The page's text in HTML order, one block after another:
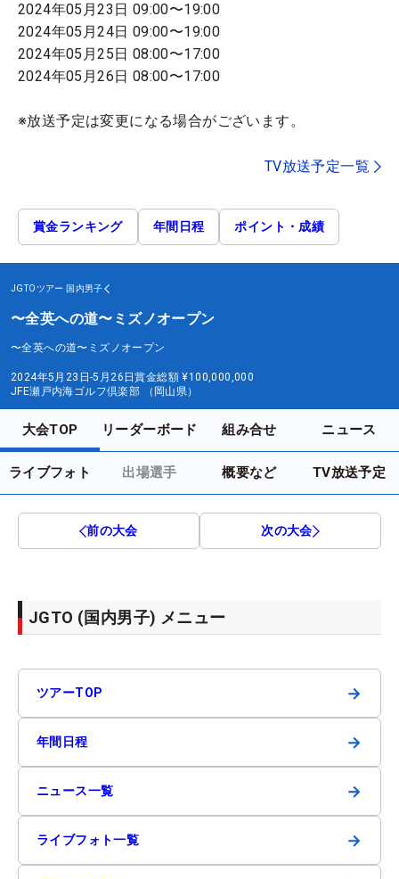
2024年05月23日 09:00〜19:00
2024年05月24日 09:00〜19:00
2024年05月25日 08:00〜17:00
2024年05月26日 08:00〜17:00
※放送予定は変更になる場合がございます。
TV放送予定一覧
賞金ランキング 年間日程 ポイント・成績
JGTOツアー 国内男子
〜全英への道〜ミズノオープン
〜全英への道〜ミズノオープン
2024年5月23日-5月26日賞金総額 ¥100,000,000
JFE瀬戸内海ゴルフ倶楽部 （岡山県）
大会TOP リーダーボード 組み合せ ニュース
ライブフォト 出場選手 概要など TV放送予定
前の大会 次の大会
JGTO (国内男子) メニュー
ツアーTOP →
年間日程 →
ニュース一覧 →
ライブフォト一覧 →